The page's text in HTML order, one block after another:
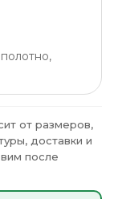
от размеров,
доставки и
после